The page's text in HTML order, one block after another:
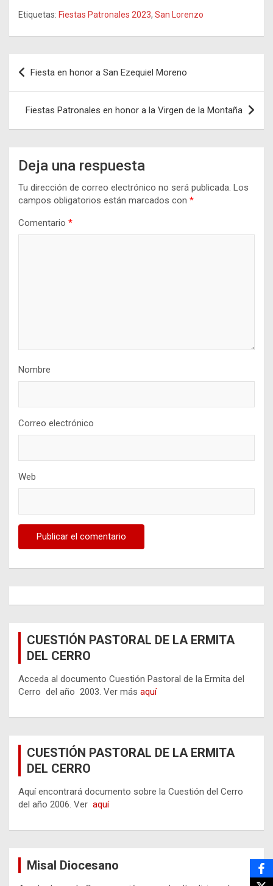
Etiquetas: Fiestas Patronales 2023, San Lorenzo
Navegación
de
entradas
Fiesta en honor a San Ezequiel Moreno
Fiestas Patronales en honor a la Virgen de la Montaña
Deja una respuesta
Tu dirección de correo electrónico no será publicada. Los
campos obligatorios están marcados con *
Comentario *
Nombre
Correo electrónico
Web
CUESTIÓN PASTORAL DE LA ERMITA
DEL CERRO
Acceda al documento Cuestión Pastoral de la Ermita del
Cerro del año 2003. Ver más aquí
CUESTIÓN PASTORAL DE LA ERMITA
DEL CERRO
Aquí encontrará documento sobre la Cuestión del Cerro
del año 2006. Ver aquí
Misal Diocesano